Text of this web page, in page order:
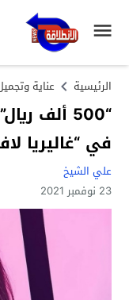
الرئيسية عناية
“500
في “غاليريا
علي الشيخ
23 نوفمبر 2021